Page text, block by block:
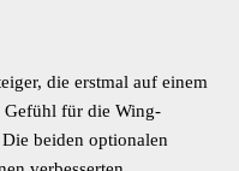
die erstmal auf einem
Gefühl für die Wing-
beiden optionalen